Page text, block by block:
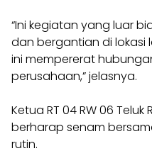
“Ini kegiatan yang luar
dan bergantian di lokasi
ini mempererat
perusahaan,” jelasnya.
Ketua RT 04 RW 06
berharap senam
rutin.